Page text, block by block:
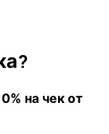
на чек от